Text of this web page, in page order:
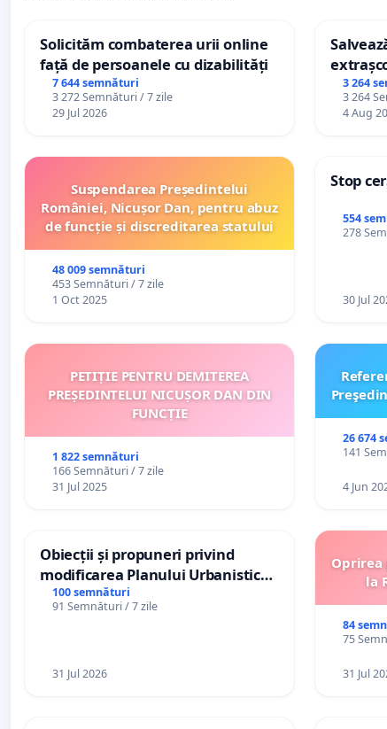
Solicităm combaterea urii online
față de persoanele cu dizabilități
7 644 semnături
3 272 Semnături / 7 zile
29 Jul 2026
3 264
3 264
4 Aug
Suspendarea Președintelui
României, Nicușor Dan, pentru abuz
de funcție și discreditarea statului
48 009 semnături
453 Semnături / 7 zile
1 Oct 2025
Stop
554
278
30 Jul
PETIȚIE PENTRU DEMITEREA
PREȘEDINTELUI NICUȘOR DAN DIN
FUNCȚIE
1 822 semnături
166 Semnături / 7 zile
31 Jul 2025
26 674
141
4 Jun
Obiecții și propuneri privind
modificarea Planului Urbanistic
General al orașului Ialoveni
100 semnături
91 Semnături / 7 zile
31 Jul 2026
Oprirea
la
84
75
31 Jul